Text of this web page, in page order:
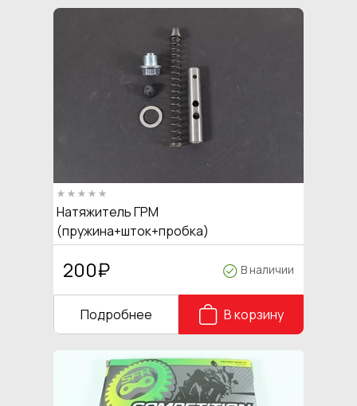
Натяжитель ГРМ
(пружина+шток+пробка)
139FMB,147FMH,152FMH 50-110см3
200₽ В наличии
Подробнее В корзину